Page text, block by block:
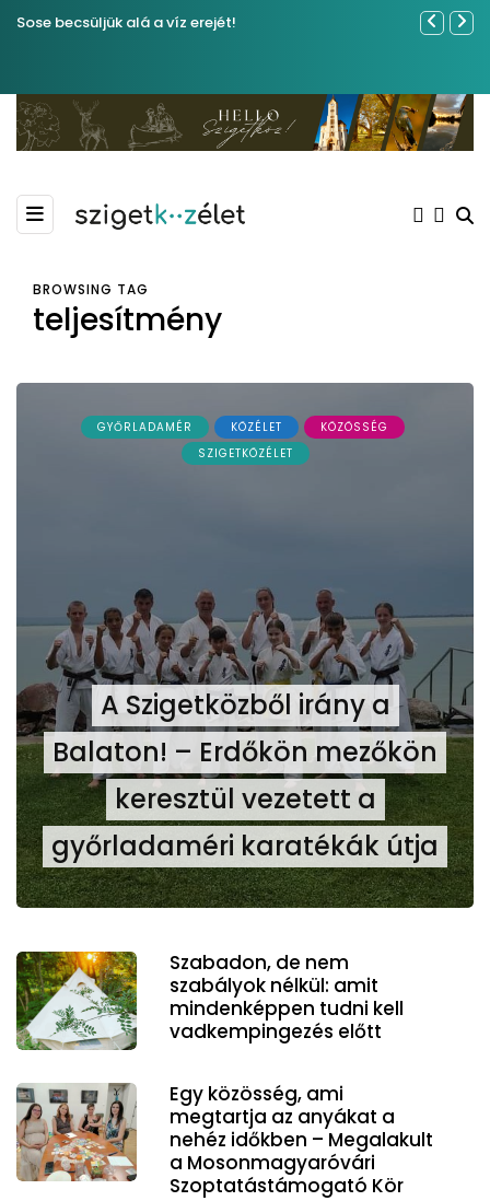
Sose becsüljük alá a víz erejét!
Közel
BROWSING TAG
teljesítmény
GYŐRLADAMÉR KÖZÉLET
KÖZÖSSÉG
SZIGETKÖZÉLET
A Szigetközből irány a
Balaton! – Erdőkön mezőkön
keresztül vezetett a
győrladaméri karatékák útja
Szabadon, de nem
szabályok nélkül: amit
mindenképpen tudni kell
vadkempingezés előtt
Egy közösség, ami
megtartja az anyákat a
nehéz időkben – Megalakult
a Mosonmagyaróvári
Szoptatástámogató Kör